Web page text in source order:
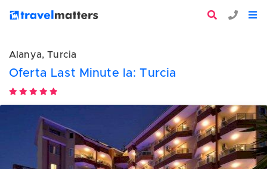
Alanya, Turcia
Oferta Last Minute la: Turcia